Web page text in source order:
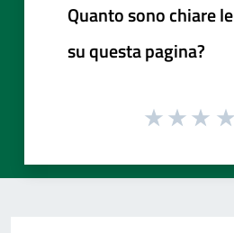
Quanto sono chiare
su questa pagina?